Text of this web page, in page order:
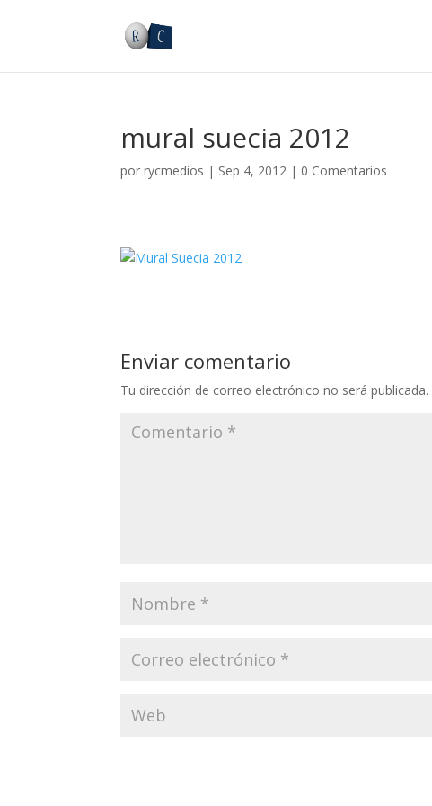
mural suecia 2012
porrycmedios | Sep 4, 2012 | 0 Comentarios
Enviar comentario
Tu dirección de correo electrónico no será publicada.